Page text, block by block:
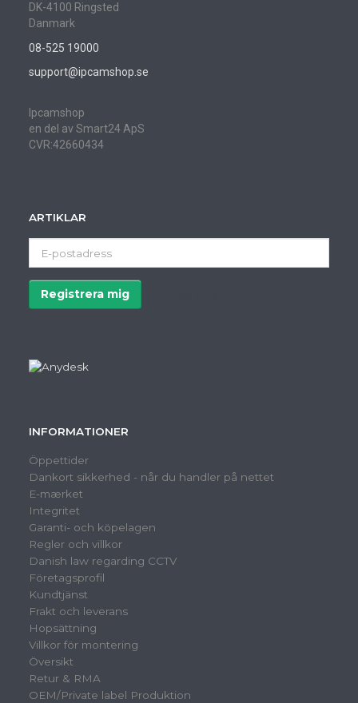
DK-4100 Ringsted
Danmark
08-525 19000
support@ipcamshop.se
Ipcamshop
en del av Smart24 ApS
CVR:42660434
ARTIKLAR
postadress
Registrera mig
INFORMATIONER
Öppettider
Dankort sikkerhed - når du handler på nettet
E-mærket
Integritet
Garanti- och köpelagen
Regler och villkor
Danish law regarding CCTV
Företagsprofil
Kundtjänst
Frakt och leverans
Hopsättning
Villkor för montering
Översikt
Retur & RMA
OEM/Private label Produktion